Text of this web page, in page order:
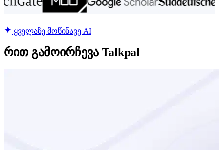
ყველაზე მოწინავე AI
რით გამოირჩევა Talkpal